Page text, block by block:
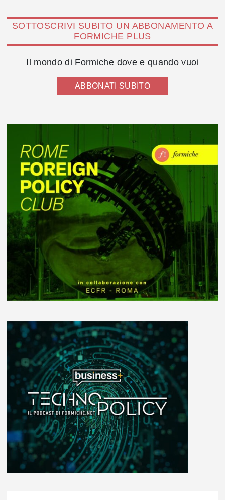
SOTTOSCRIVI SUBITO UN ABBONAMENTO A
FORMICHE PLUS
Il mondo di Formiche dove e quando vuoi
ABBONATI SUBITO